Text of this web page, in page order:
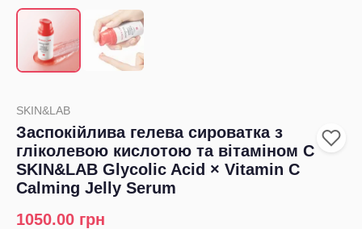
SKIN&LAB
Заспокійлива гелева сироватка з
гліколевою кислотою та вітаміном C
SKIN&LAB Glycolic Acid × Vitamin C
Calming Jelly Serum
1050.00 грн